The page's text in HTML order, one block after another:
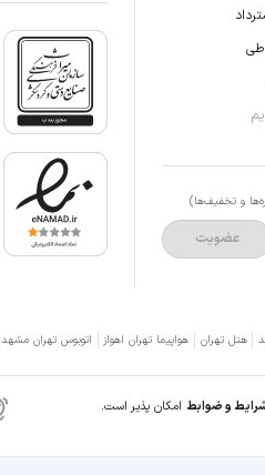
و تخفیف‌ها)
عضویت
هتل تهران هواپیما تهران اهواز اتوبوس تهران مشهد
و ضوابط امکان پذیر است.